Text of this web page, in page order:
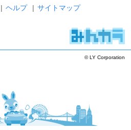
| ヘルプ | サイトマップ
© LY Corporation